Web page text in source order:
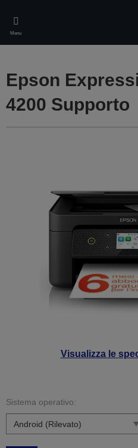
main
content
Menu
Visualizza le
Epson
4200 Supporto
Sistema operativo: